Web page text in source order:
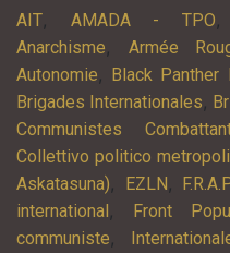
AIT, AMADA - TPO
Anarchisme, Armée
Autonomie, Black Panther
Brigades Internationales,
Communistes
Collettivo politico
Askatasuna), EZLN ,
international , Front
communiste,